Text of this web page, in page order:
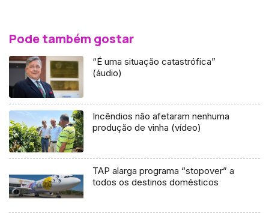
Pode também gostar
“É uma situação catastrófica”
(áudio)
Incêndios não afetaram nenhuma
produção de vinha (vídeo)
TAP alarga programa “stopover” a
todos os destinos domésticos